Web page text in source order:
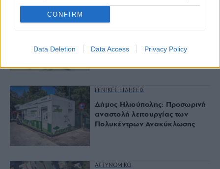
CONFIRM
Data Deletion Data Access Privacy Policy
Wine Code: Ποιος είναι ο
το κρασί σου;
ΓΕΝΙΚΕΣ ΕΙΔΗΣΕΙΣ
Δήμος Ηλιούπολης: Προσωρινή
αναστολή λειτουργίας των
Πολυκέντρων Ανακύκλωσης
ΑΣΤΥΝΟΜΙΚΟ